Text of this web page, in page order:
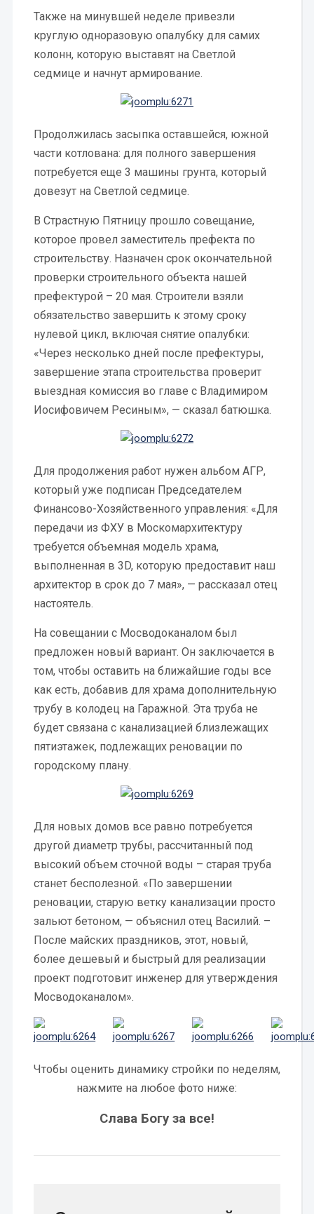
Также на минувшей неделе привезли
круглую одноразовую опалубку для самих
колонн, которую выставят на Светлой
седмице и начнут армирование.
Продолжилась засыпка оставшейся, южной
части котлована: для полного завершения
потребуется еще 3 машины грунта, который
довезут на Светлой седмице.
В Страстную Пятницу прошло совещание,
которое провел заместитель префекта по
строительству. Назначен срок окончательной
проверки строительного объекта нашей
префектурой – 20 мая. Строители взяли
обязательство завершить к этому сроку
нулевой цикл, включая снятие опалубки:
«Через несколько дней после префектуры,
завершение этапа строительства проверит
выездная комиссия во главе с Владимиром
Иосифовичем Ресиным», — сказал батюшка.
Для продолжения работ нужен альбом АГР,
который уже подписан Председателем
Финансово-Хозяйственного управления: «Для
передачи из ФХУ в Москомархитектуру
требуется объемная модель храма,
выполненная в 3D, которую предоставит наш
архитектор в срок до 7 мая», — рассказал отец
настоятель.
На совещании с Мосводоканалом был
предложен новый вариант. Он заключается в
том, чтобы оставить на ближайшие годы все
как есть, добавив для храма дополнительную
трубу в колодец на Гаражной. Эта труба не
будет связана с канализацией близлежащих
пятиэтажек, подлежащих реновации по
городскому плану.
Для новых домов все равно потребуется
другой диаметр трубы, рассчитанный под
высокий объем сточной воды – старая труба
станет бесполезной. «По завершении
реновации, старую ветку канализации просто
зальют бетоном, — объяснил отец Василий. –
После майских праздников, этот, новый,
более дешевый и быстрый для реализации
проект подготовит инженер для утверждения
Мосводоканалом».
Чтобы оценить динамику стройки по неделям,
нажмите на любое фото ниже:
Слава Богу за все!